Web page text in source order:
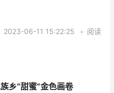
2023-06-11 15:22:25 • 阅读
乡“甜蜜”金色画卷